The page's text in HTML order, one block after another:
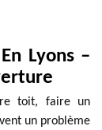
Lyons –
toit, faire un
un problème